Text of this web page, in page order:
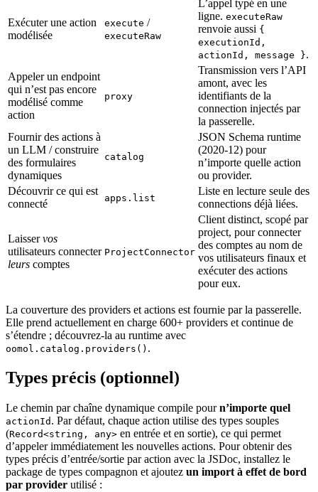
Exécuter une action
modélisée
execute /
executeRaw
L’appel typé en une
ligne. executeRaw
renvoie aussi {
executionId,
actionId, message }.
Appeler un endpoint
qui n’est pas encore
modélisé comme
action
proxy
Transmission vers l’API
amont, avec les
identifiants de la
connection injectés par
la passerelle.
Fournir des actions à
un LLM / construire
des formulaires
dynamiques
catalog
JSON Schema runtime
(2020-12) pour
n’importe quelle action
ou provider.
Découvrir ce qui est
connecté
apps.list
Liste en lecture seule des
connections déjà liées.
Laisservos
utilisateurs connecter
leurs comptes
ProjectConnector
Client distinct, scopé par
project, pour connecter
des comptes au nom de
vos utilisateurs finaux et
exécuter des actions
pour eux.
La couverture des providers et actions est fournie par la passerelle.
Elle prend actuellement en charge 600+ providers et continue de
s’étendre ; découvrez-la au runtime avec
oomol.catalog.providers() .
Types précis (optionnel)
Le chemin par chaîne dynamique compile pourn’importe quel
actionId . Par défaut, chaque action utilise des types souples
(Record<string, any> en entrée et en sortie), ce qui permet
d’appeler immédiatement les nouvelles actions. Pour obtenir des
types précis d’entrée/sortie par action avec la JSDoc, installez le
package de types compagnon et ajoutez un import à effet de bord
par provider utilisé :